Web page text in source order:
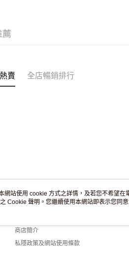
薦
賣 全店暢銷排行
關於我們
商店簡介
私隱政策及網站使用條款
網站使用 cookie 方式之詳情，及若您不希望
Cookie 聲明。您繼續使用本網站即表示您同